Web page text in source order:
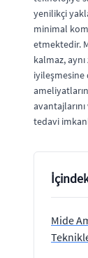
yenilikçi
minimal
etmektedir.
kalmaz,
iyileşmesine
tedavi
Mide